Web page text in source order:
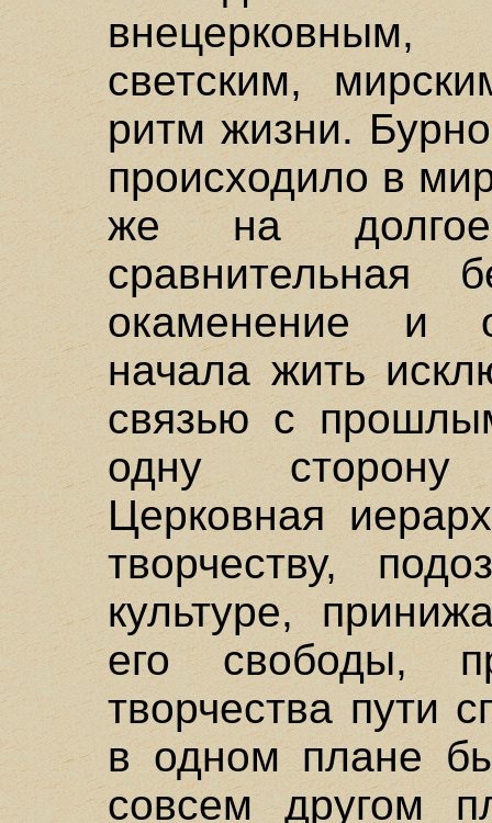
светским,
ритм жизни.
происходило в
же на долгое
сравнительная
окаменение и
начала жить
связью с
одну
Церковная
творчеству,
культуре,
его свободы,
творчества пути
в одном плане
совсем другом